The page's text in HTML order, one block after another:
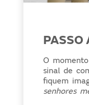
PASSO
O
sinal de
fiquem
senhores